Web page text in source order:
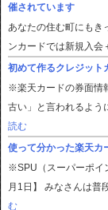
催されています
あなたの住む町にもき
ンカードでは新規入会
初めて作るクレジット
※楽天カードの券面情
古い」と言われるよう
読む
使って分かった楽天カ
※SPU（スーパーポイ
月1日】 みなさんは普
む